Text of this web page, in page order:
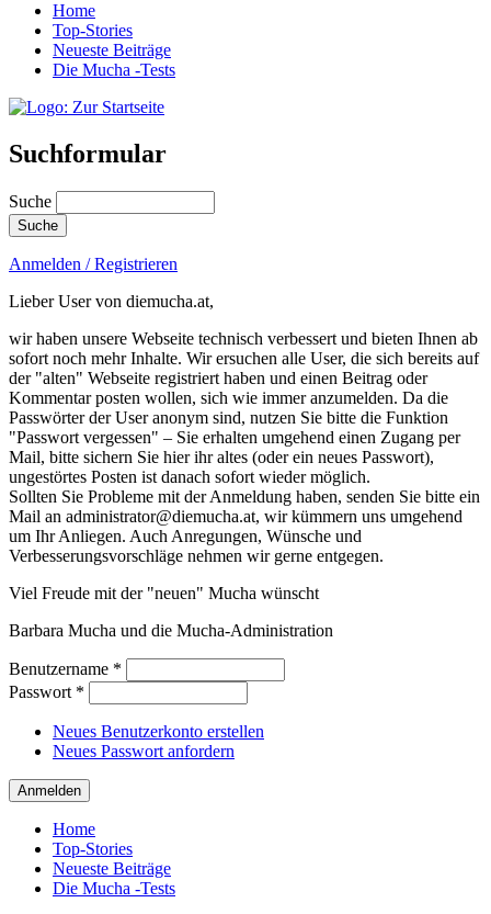
Home
Top-Stories
Neueste Beiträge
Die Mucha -Tests
Suchformular
Suche
Anmelden / Registrieren
Lieber User von diemucha.at,
wir haben unsere Webseite technisch verbessert und bieten Ihnen ab
sofort noch mehr Inhalte. Wir ersuchen alle User, die sich bereits auf
der "alten" Webseite registriert haben und einen Beitrag oder
Kommentar posten wollen, sich wie immer anzumelden. Da die
Passwörter der User anonym sind, nutzen Sie bitte die Funktion
"Passwort vergessen" – Sie erhalten umgehend einen Zugang per
Mail, bitte sichern Sie hier ihr altes (oder ein neues Passwort),
ungestörtes Posten ist danach sofort wieder möglich.
Sollten Sie Probleme mit der Anmeldung haben, senden Sie bitte ein
Mail an administrator@diemucha.at, wir kümmern uns umgehend
um Ihr Anliegen. Auch Anregungen, Wünsche und
Verbesserungsvorschläge nehmen wir gerne entgegen.
Viel Freude mit der "neuen" Mucha wünscht
Barbara Mucha und die Mucha-Administration
Benutzername *
Passwort *
Neues Benutzerkonto erstellen
Neues Passwort anfordern
Home
Top-Stories
Neueste Beiträge
Die Mucha -Tests